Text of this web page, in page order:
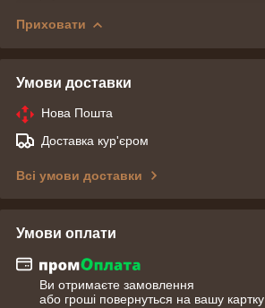
Приховати
Умови доставки
Нова Пошта
Доставка кур'єром
Всі умови доставки
Умови оплати
Ви отримаєте замовлення
або гроші повернуться на вашу картку